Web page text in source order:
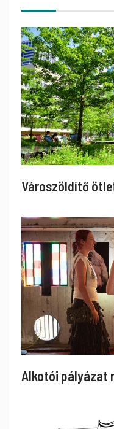
Városzöldítő
Alkotói